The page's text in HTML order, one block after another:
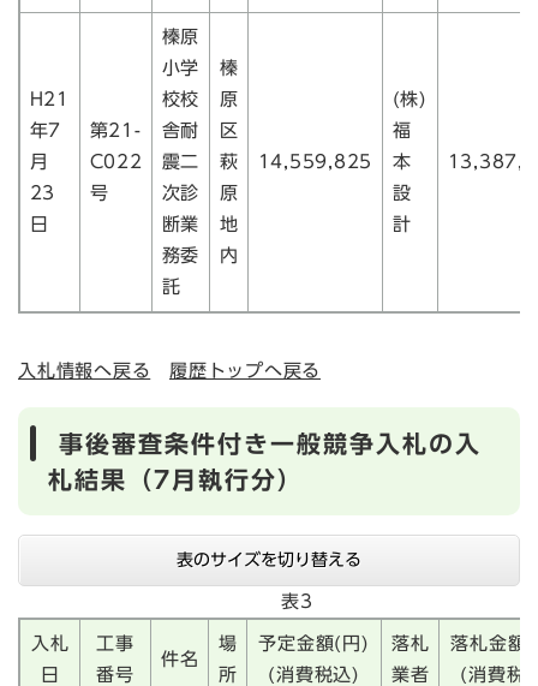
H21
年7
月
23
日
第21-
C022
号
榛原
小学
校校
舎耐
震二
次診
断業
務委
託
榛
原
区
萩
原
地
内
14,559,825
(株)
福
本
設
計
入札情報へ戻る 履歴トップへ戻る
事後審査条件付き一般競争入札の入
札結果（7月執行分）
表のサイズを切り替える
表3
入札
日
工事
番号
件名
場
所
予定金額(円)
(消費税込)
落札
業者
落札金額
(消費税